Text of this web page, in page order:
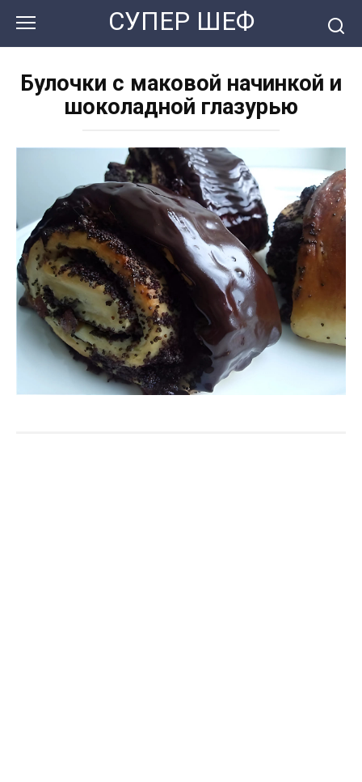
контенту
СУПЕР ШЕФ
Булочки с маковой начинкой и
шоколадной глазурью